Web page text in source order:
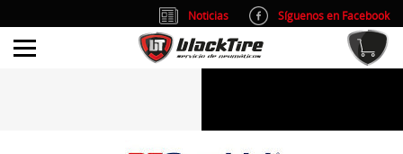
Noticias
Síguenos en Facebook
info@blacktire.es
Atención al cliente: L/V 9:00-14:00 y 15:00-19:00